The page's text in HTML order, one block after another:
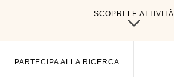
SCOPRI LE ATTIVITÀ
PARTECIPA ALLA RICERCA